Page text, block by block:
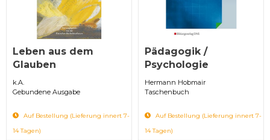
Leben aus dem
Glauben
k.A.
Gebundene Ausgabe
Auf Bestellung (Lieferung innert 7-
14 Tagen)
Pädagogik /
Psychologie
Hermann Hobmair
Taschenbuch
Auf Bestellung (Lieferung innert 7-
14 Tagen)